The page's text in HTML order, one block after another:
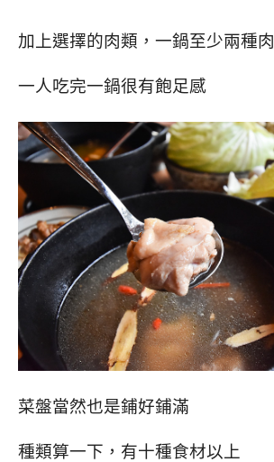
加上選擇的肉類，一鍋至少兩種肉
一人吃完一鍋很有飽足感
菜盤當然也是鋪好鋪滿
種類算一下，有十種食材以上